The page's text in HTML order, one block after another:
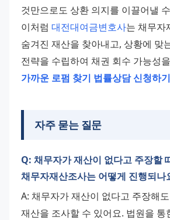
것만으로도 상환 의지를 이끌어낼
이처럼 대전대여금변호사는 채무자
숨겨진 재산을 찾아내고, 상황에 맞
전략을 수립하여 채권 회수 가능성
가까운 로펌 찾기 법률상담 신청하기
자주 묻는 질문
Q: 채무자가 재산이 없다고 주장할
채무자재산조사는 어떻게 진행되나
A: 채무자가 재산이 없다고 주장해
재산을 조사할 수 있어요. 법원을 통